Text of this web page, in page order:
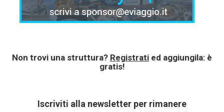
Non trovi una struttura? Registrati ed aggiungila: è
gratis!
Iscriviti alla newsletter per rimanere